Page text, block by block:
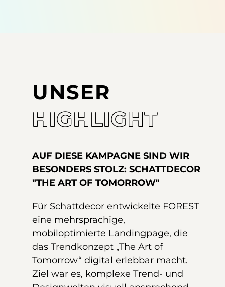
UNSER
HIGHLIGHT
AUF DIESE KAMPAGNE SIND WIR
BESONDERS STOLZ: SCHATTDECOR
"THE ART OF TOMORROW"
Für Schattdecor entwickelte FOREST
eine mehrsprachige,
mobiloptimierte Landingpage, die
das Trendkonzept „The Art of
Tomorrow“ digital erlebbar macht.
Ziel war es, komplexe Trend- und